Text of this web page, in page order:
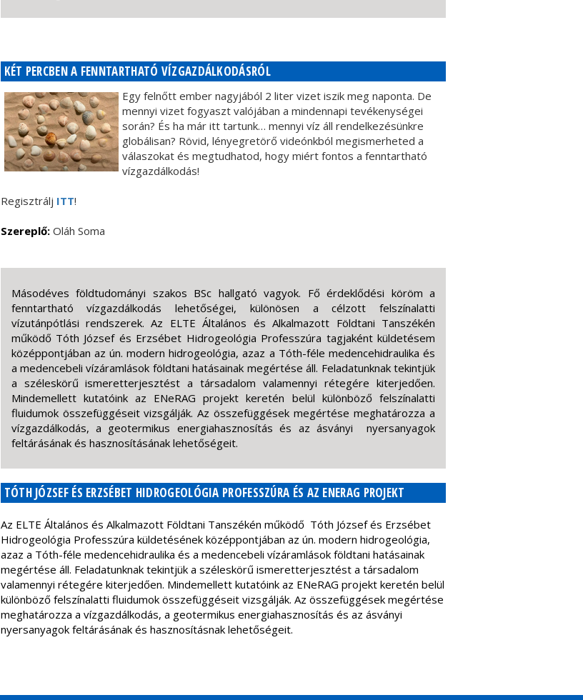
KÉT PERCBEN A FENNTARTHATÓ VÍZGAZDÁLKODÁSRÓL
Egy felnőtt ember nagyjából 2 liter vizet iszik meg naponta. De
mennyi vizet fogyaszt valójában a mindennapi tevékenységei
során? És ha már itt tartunk… mennyi víz áll rendelkezésünkre
globálisan? Rövid, lényegretörő videónkból megismerheted a
válaszokat és megtudhatod, hogy miért fontos a fenntartható
vízgazdálkodás!
Regisztrálj ITT!
Szereplő:Oláh Soma
Másodéves földtudományi szakos BSc hallgató vagyok. Fő érdeklődési köröm a
fenntartható vízgazdálkodás lehetőségei, különösen a célzott felszínalatti
vízutánpótlási rendszerek. Az ELTE Általános és Alkalmazott Földtani Tanszékén
működő Tóth József és Erzsébet Hidrogeológia Professzúra tagjaként küldetésem
középpontjában az ún. modern hidrogeológia, azaz a Tóth-féle medencehidraulika és
a medencebeli vízáramlások földtani hatásainak megértése áll. Feladatunknak tekintjük
a széleskörű ismeretterjesztést a társadalom valamennyi rétegére kiterjedően.
Mindemellett kutatóink az ENeRAG projekt keretén belül különböző felszínalatti
fluidumok összefüggéseit vizsgálják. Az összefüggések megértése meghatározza a
vízgazdálkodás, a geotermikus energiahasznosítás és az ásványi nyersanyagok
feltárásának és hasznosításának lehetőségeit.
TÓTH JÓZSEF ÉS ERZSÉBET HIDROGEOLÓGIA PROFESSZÚRA ÉS AZ ENERAG PROJEKT
Az ELTE Általános és Alkalmazott Földtani Tanszékén működő Tóth József és Erzsébet
Hidrogeológia Professzúra küldetésének középpontjában az ún. modern hidrogeológia,
azaz a Tóth-féle medencehidraulika és a medencebeli vízáramlások földtani hatásainak
megértése áll. Feladatunknak tekintjük a széleskörű ismeretterjesztést a társadalom
valamennyi rétegére kiterjedően. Mindemellett kutatóink az ENeRAG projekt keretén belül
különböző felszínalatti fluidumok összefüggéseit vizsgálják. Az összefüggések megértése
meghatározza a vízgazdálkodás, a geotermikus energiahasznosítás és az ásványi
nyersanyagok feltárásának és hasznosításnak lehetőségeit.